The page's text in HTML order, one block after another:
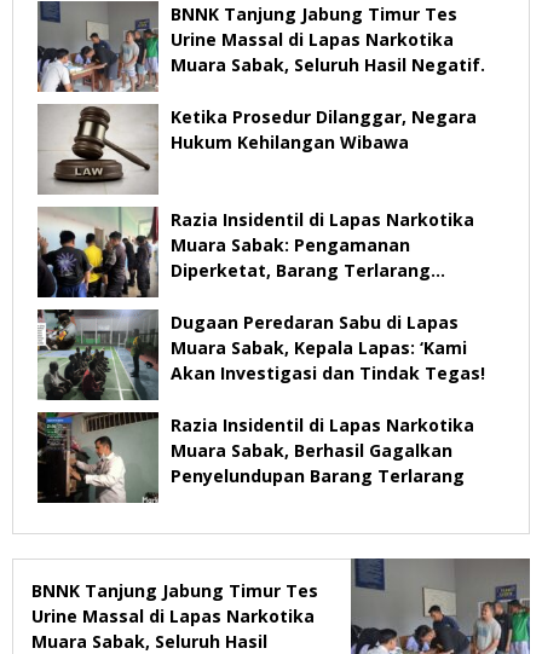
BNNK Tanjung Jabung Timur Tes
Urine Massal di Lapas Narkotika
Muara Sabak, Seluruh Hasil Negatif.
Ketika Prosedur Dilanggar, Negara
Hukum Kehilangan Wibawa
Razia Insidentil di Lapas Narkotika
Muara Sabak: Pengamanan
Diperketat, Barang Terlarang
Dugaan Peredaran Sabu di Lapas
Muara Sabak, Kepala Lapas: ‘Kami
Akan Investigasi dan Tindak Tegas!
Razia Insidentil di Lapas Narkotika
Muara Sabak, Berhasil Gagalkan
Penyelundupan Barang Terlarang
BNNK Tanjung Jabung Timur Tes
Urine Massal di Lapas Narkotika
Muara Sabak, Seluruh Hasil